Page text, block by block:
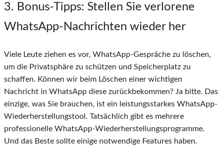
3. Bonus-Tipps: Stellen Sie verlorene
WhatsApp-Nachrichten wieder her
Viele Leute ziehen es vor, WhatsApp-Gespräche zu löschen,
um die Privatsphäre zu schützen und Speicherplatz zu
schaffen. Können wir beim Löschen einer wichtigen
Nachricht in WhatsApp diese zurückbekommen? Ja bitte. Das
einzige, was Sie brauchen, ist ein leistungsstarkes WhatsApp-
Wiederherstellungstool. Tatsächlich gibt es mehrere
professionelle WhatsApp-Wiederherstellungsprogramme.
Und das Beste sollte einige notwendige Features haben.